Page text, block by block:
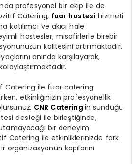
profesyonel bir ekip ile de
Catering, fuar hostesi hizmeti
katılımcı ve akıcı hale
hostesler, misafirlerle birebir
kalitesini artırmaktadır.
anında karşılayarak,
Catering ile fuar catering
etkinliğinizin profesyonellik
CNR Catering’in sunduğu
desteği ile birleştiğinde,
bir deneyim
Catering ile etkinliklerinizde fark
organizasyonun kapılarını